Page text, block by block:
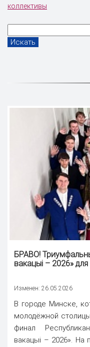
коллективы
БРАВО!
вакацыi – 2026»
Изменен: 26.05.2026
В городе Минске,
молодёжной
финал
вакацыі – 2026». На